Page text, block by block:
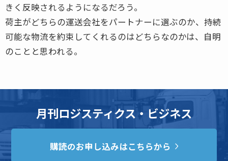
きく反映されるようになるだろう。
荷主がどちらの運送会社をパートナーに選ぶのか、持続
可能な物流を約束してくれるのはどちらなのかは、自明
のことと思われる。
月刊ロジスティクス・ビジネス
購読のお申し込みはこちらから